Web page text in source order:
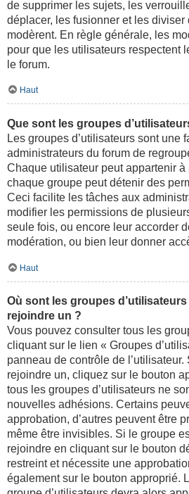
de supprimer les sujets, les
déplacer, les fusionner et les diviser
modèrent. En règle générale, les
pour que les utilisateurs respectent
le forum.
Haut
Que sont les groupes
Les groupes d’utilisateurs sont une
administrateurs du forum de
Chaque utilisateur peut appartenir
chaque groupe peut détenir des
Ceci facilite les tâches aux
modifier les permissions de
seule fois, ou encore leur accorder
modération, ou bien leur donner
Haut
Où sont les groupes
rejoindre un ?
Vous pouvez consulter tous les
cliquant sur le lien « Groupes
panneau de contrôle de
rejoindre un, cliquez sur le bouton
tous les groupes d’utilisateurs ne
nouvelles adhésions. Certains
approbation, d’autres peuvent être
même être invisibles. Si le groupe
rejoindre en cliquant sur le bouton
restreint et nécessite une
également sur le bouton approprié.